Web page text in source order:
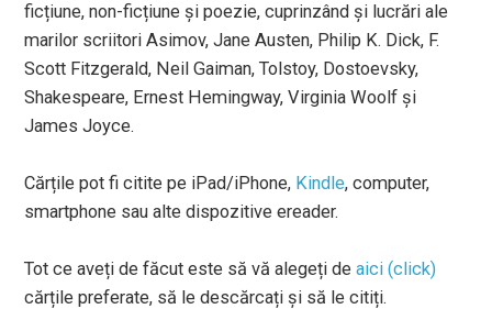
ficțiune,non-ficțiune și poezie, cuprinzând și lucrări ale
marilor scriitori Asimov, Jane Austen, Philip K. Dick, F.
Scott Fitzgerald, Neil Gaiman, Tolstoy, Dostoevsky,
Shakespeare, Ernest Hemingway, Virginia Woolf și
James Joyce.
Cărțile pot fi citite pe iPad/iPhone, Kindle, computer,
smartphone sau alte dispozitive ereader.
Tot ce aveți de făcut este să vă alegeți deaici (click)
cărțile preferate, să le descărcați și să le citiți.